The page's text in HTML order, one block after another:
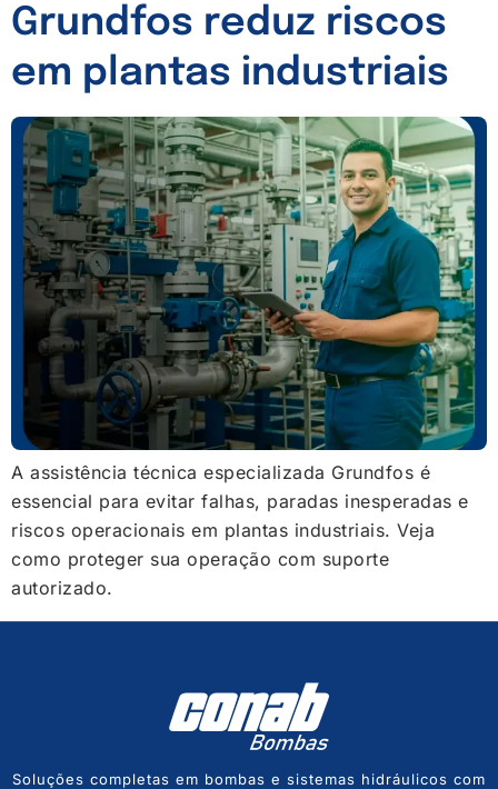
Grundfos reduz riscos
em plantas industriais
A assistência técnica especializada Grundfos é
essencial para evitar falhas, paradas inesperadas e
riscos operacionais em plantas industriais. Veja
como proteger sua operação com suporte
autorizado.
Soluções completas em bombas e sistemas hidráulicos com